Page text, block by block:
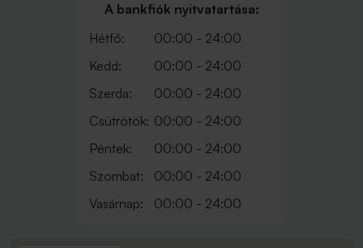
A bankfiók nyitvatartása:
Hétfő:
00:00 - 24:00
Kedd:
00:00 - 24:00
Szerda:
00:00 - 24:00
Csütrötök: 00:00 - 24:00
Péntek:
00:00 - 24:00
Szombat:
00:00 - 24:00
Vasárnap:
00:00 - 24:00